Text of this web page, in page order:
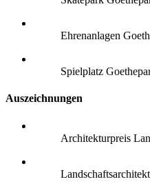
Ehrenanlagen
Spielplatz
Auszeichnungen
Architekturpreis